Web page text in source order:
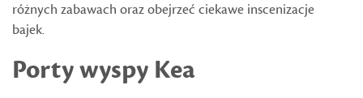
różnych zabawach oraz obejrzeć ciekawe inscenizacje
bajek.
Porty wyspy Kea